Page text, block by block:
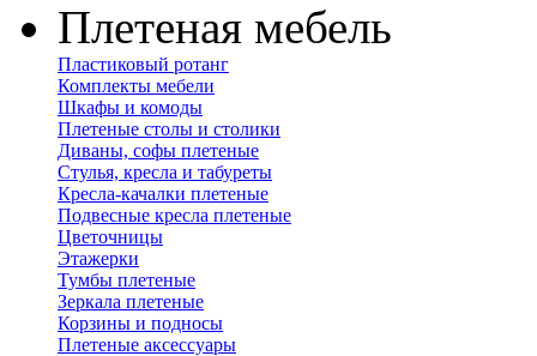
Плетеная мебель
Пластиковый ротанг
Комплекты мебели
Шкафы и комоды
Плетеные столы и столики
Диваны, софы плетеные
Стулья, кресла и табуреты
Кресла-качалки плетеные
Подвесные кресла плетеные
Цветочницы
Этажерки
Тумбы плетеные
Зеркала плетеные
Корзины и подносы
Плетеные аксессуары